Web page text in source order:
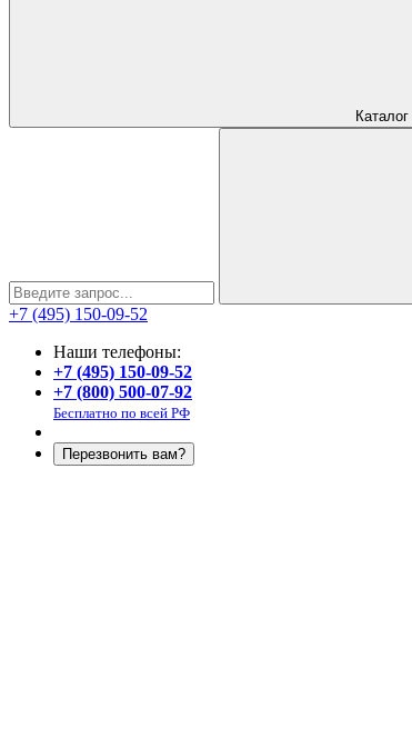
Каталог
+7 (495) 150-09-52
Наши телефоны:
+7 (495) 150-09-52
+7 (800) 500-07-92
Бесплатно по всей РФ
Перезвонить вам?